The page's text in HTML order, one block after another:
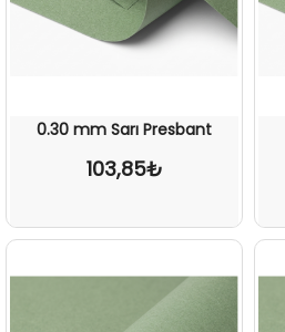
0.30 mm Sarı Presbant
103,85₺